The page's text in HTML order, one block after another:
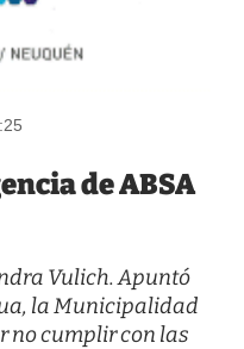
de ABSA
Vulich. Apuntó
la Municipalidad
no cumplir con las